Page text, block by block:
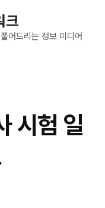
크
어드리는 정보 미디어
시험 일